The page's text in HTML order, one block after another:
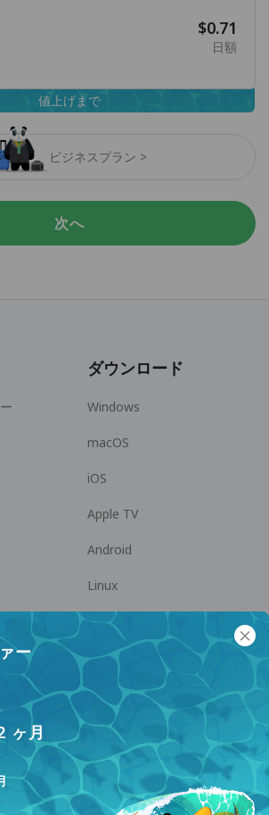
ビジネスプラン >
$0.71
日額
値上げまで
次へ
ー
ヶ月
ダウンロード
Windows
macOS
iOS
Apple TV
Android
Linux
Android TV
協力
アフィリエイトになる